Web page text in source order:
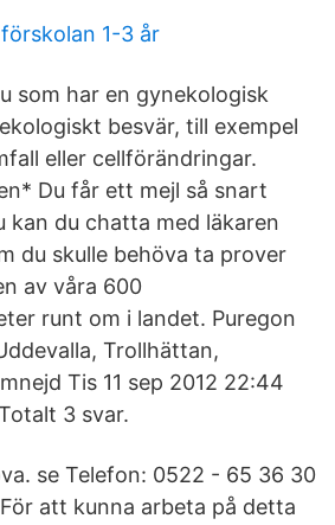
1-3 år
som har en gynekologisk
besvär, till exempel
eller cellförändringar.
Du får ett mejl så snart
kan du chatta med läkaren
du skulle behöva ta prover
av våra 600
runt om i landet. Puregon
Trollhättan,
Tis 11 sep 2012 22:44
3 svar.
se Telefon: 0522 - 65 36 30
att kunna arbeta på detta